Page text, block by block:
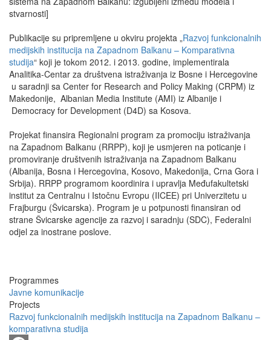
stvarnosti]
Publikacije su pripremljene u okviru projekta „Razvoj funkcionalnih
medijskih institucija na Zapadnom Balkanu – Komparativna
studija“ koji je tokom 2012. i 2013. godine, implementirala
Analitika-Centar za društvena istraživanja iz Bosne i Hercegovine
u saradnji sa Center for Research and Policy Making (CRPM) iz
Makedonije, Albanian Media Institute (AMI) iz Albanije i
Democracy for Development (D4D) sa Kosova.
Projekat finansira Regionalni program za promociju istraživanja
na Zapadnom Balkanu (RRPP), koji je usmjeren na poticanje i
promoviranje društvenih istraživanja na Zapadnom Balkanu
(Albanija, Bosna i Hercegovina, Kosovo, Makedonija, Crna Gora i
Srbija). RRPP programom koordinira i upravlja Međufakultetski
institut za Centralnu i Istočnu Evropu (IICEE) pri Univerzitetu u
Frajburgu (Švicarska). Program je u potpunosti finansiran od
strane Švicarske agencije za razvoj i saradnju (SDC), Federalni
odjel za inostrane poslove.
Programmes
Javne komunikacije
Projects
Razvoj funkcionalnih medijskih institucija na Zapadnom Balkanu –
komparativna studija